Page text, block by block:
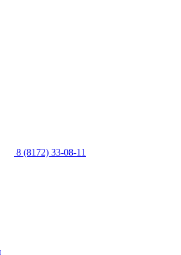
8 (8172) 33-08-11